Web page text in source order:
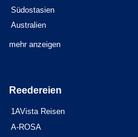
Südostasien
Australien
mehr anzeigen
Reedereien
1AVista Reisen
A-ROSA